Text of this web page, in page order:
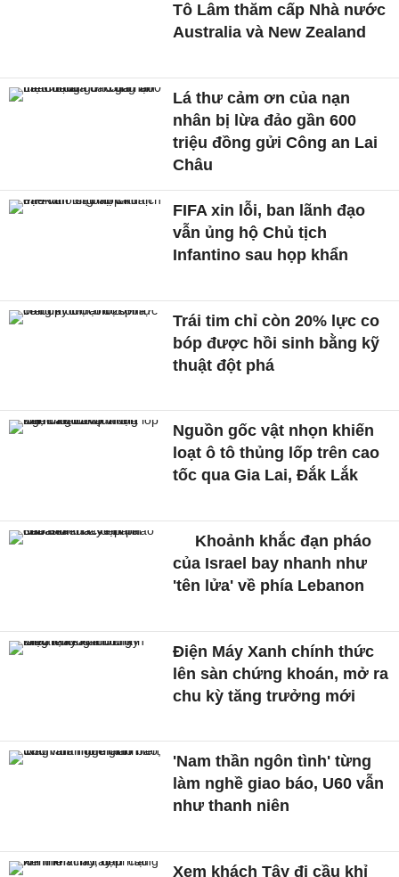
Tô Lâm thăm cấp Nhà nước
Australia và New Zealand
Lá thư cảm ơn của nạn
nhân bị lừa đảo gần 600
triệu đồng gửi Công an Lai
Châu
FIFA xin lỗi, ban lãnh đạo
vẫn ủng hộ Chủ tịch
Infantino sau họp khẩn
Trái tim chỉ còn 20% lực co
bóp được hồi sinh bằng kỹ
thuật đột phá
Nguồn gốc vật nhọn khiến
loạt ô tô thủng lốp trên cao
tốc qua Gia Lai, Đắk Lắk
Khoảnh khắc đạn pháo
của Israel bay nhanh như
'tên lửa' về phía Lebanon
Điện Máy Xanh chính thức
lên sàn chứng khoán, mở ra
chu kỳ tăng trưởng mới
'Nam thần ngôn tình' từng
làm nghề giao báo, U60 vẫn
như thanh niên
Xem khách Tây đi cầu khỉ